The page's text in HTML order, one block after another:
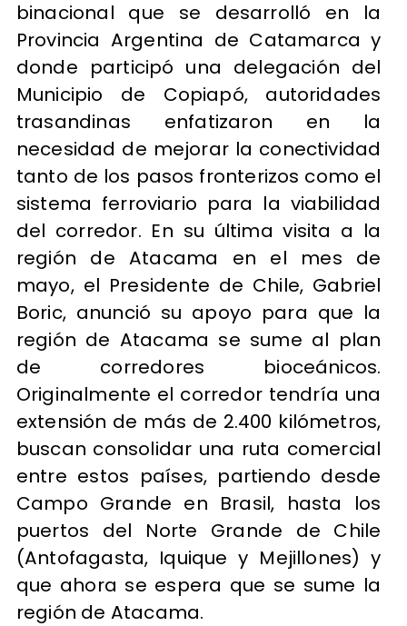
binacional que se desarrolló en la
Provincia Argentina de Catamarca y
donde participó una delegación del
Municipio de Copiapó, autoridades
trasandinas enfatizaron en la
necesidad de mejorar la conectividad
tanto de los pasos fronterizos como el
sistema ferroviario para la viabilidad
del corredor. En su última visita a la
región de Atacama en el mes de
mayo, el Presidente de Chile, Gabriel
Boric, anunció su apoyo para que la
región de Atacama se sume al plan
de corredores bioceánicos.
Originalmente el corredor tendría una
extensión de más de 2.400 kilómetros,
buscan consolidar una ruta comercial
entre estos países, partiendo desde
Campo Grande en Brasil, hasta los
puertos del Norte Grande de Chile
(Antofagasta, Iquique y Mejillones) y
que ahora se espera que se sume la
región de Atacama.